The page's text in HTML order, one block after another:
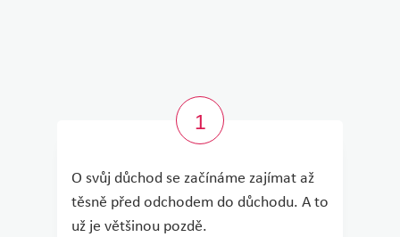
O svůj důchod se začínáme zajímat až
těsně před odchodem do důchodu. A to
už je většinou pozdě.